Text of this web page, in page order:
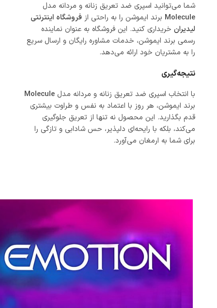
شما می‌توانید اسپری ضد تعریق زنانه و مردانه مدل
Molecule برند ایموشن را به راحتی از فروشگاه اینترنتی
لیدیران خریداری کنید. این فروشگاه به عنوان نماینده
رسمی برند ایموشن، خدمات مشاوره رایگان و ارسال سریع
را به مشتریان خود ارائه می‌دهد.
نتیجه‌گیری
با انتخاب اسپری ضد تعریق زنانه و مردانه مدل Molecule
برند ایموشن، هر روز با اعتماد به نفس و طراوت بیشتری
قدم بگذارید. این محصول نه تنها از تعریق جلوگیری
می‌کند، بلکه با رایحه‌ای دلپذیر، حس شادابی و تازگی را
برای شما به ارمغان می‌آورد.